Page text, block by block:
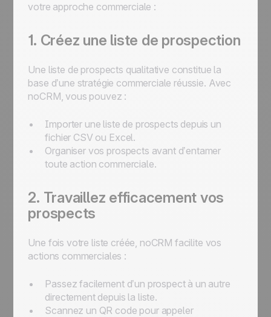
votre approche commerciale :
1. Créez une liste de prospection
Une liste de prospects qualitative constitue la
base d’une stratégie commerciale réussie. Avec
noCRM, vous pouvez :
Importer une liste de prospects depuis un
fichier CSV ou Excel.
Organiser vos prospects avant d’entamer
toute action commerciale.
2. Travaillez efficacement vos
prospects
Une fois votre liste créée, noCRM facilite vos
actions commerciales :
Passez facilement d’un prospect à un autre
directement depuis la liste.
Scannez un QR code pour appeler